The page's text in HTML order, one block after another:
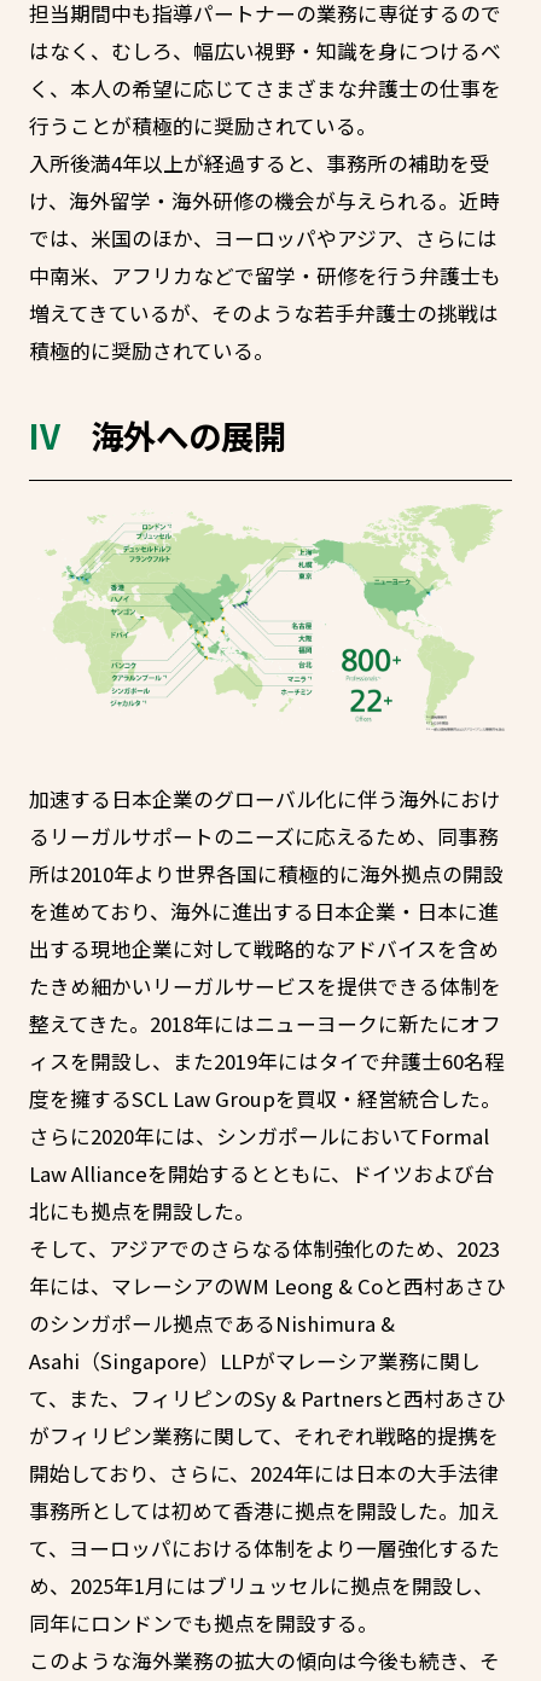
担当期間中も指導パートナーの業務に専従するので
はなく、むしろ、幅広い視野・知識を身につけるべ
く、本人の希望に応じてさまざまな弁護士の仕事を
行うことが積極的に奨励されている。
入所後満4年以上が経過すると、事務所の補助を受
け、海外留学・海外研修の機会が与えられる。近時
では、米国のほか、ヨーロッパやアジア、さらには
中南米、アフリカなどで留学・研修を行う弁護士も
増えてきているが、そのような若手弁護士の挑戦は
積極的に奨励されている。
海外への展開
加速する日本企業のグローバル化に伴う海外におけ
るリーガルサポートのニーズに応えるため、同事務
所は2010年より世界各国に積極的に海外拠点の開設
を進めており、海外に進出する日本企業・日本に進
出する現地企業に対して戦略的なアドバイスを含め
たきめ細かいリーガルサービスを提供できる体制を
整えてきた。2018年にはニューヨークに新たにオフ
ィスを開設し、また2019年にはタイで弁護士60名程
度を擁するSCL Law Groupを買収・経営統合した。
さらに2020年には、シンガポールにおいてFormal
Law Allianceを開始するとともに、ドイツおよび台
北にも拠点を開設した。
そして、アジアでのさらなる体制強化のため、2023
年には、マレーシアのWM Leong & Coと西村あさひ
のシンガポール拠点であるNishimura &
Asahi（Singapore）LLPがマレーシア業務に関し
て、また、フィリピンのSy & Partnersと西村あさひ
がフィリピン業務に関して、それぞれ戦略的提携を
開始しており、さらに、2024年には日本の大手法律
事務所としては初めて香港に拠点を開設した。加え
て、ヨーロッパにおける体制をより一層強化するた
め、2025年1月にはブリュッセルに拠点を開設し、
同年にロンドンでも拠点を開設する。
このような海外業務の拡大の傾向は今後も続き、そ